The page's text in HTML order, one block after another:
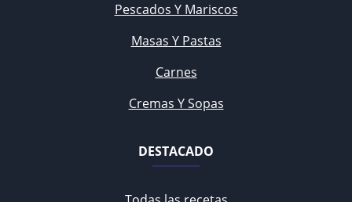
Pescados Y Mariscos
Masas Y Pastas
Carnes
Cremas Y Sopas
DESTACADO